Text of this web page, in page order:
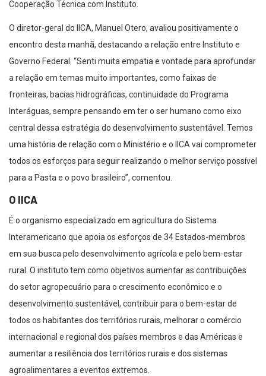
Cooperação Técnica com Instituto.
O diretor-geral do IICA, Manuel Otero, avaliou positivamente o
encontro desta manhã, destacando a relação entre Instituto e
Governo Federal. “Senti muita empatia e vontade para aprofundar
a relação em temas muito importantes, como faixas de
fronteiras, bacias hidrográficas, continuidade do Programa
Interáguas, sempre pensando em ter o ser humano como eixo
central dessa estratégia do desenvolvimento sustentável. Temos
uma história de relação com o Ministério e o IICA vai comprometer
todos os esforços para seguir realizando o melhor serviço possível
para a Pasta e o povo brasileiro”, comentou.
O IICA
É o organismo especializado em agricultura do Sistema
Interamericano que apoia os esforços de 34 Estados-membros
em sua busca pelo desenvolvimento agrícola e pelo bem-estar
rural. O instituto tem como objetivos aumentar as contribuições
do setor agropecuário para o crescimento econômico e o
desenvolvimento sustentável, contribuir para o bem-estar de
todos os habitantes dos territórios rurais, melhorar o comércio
internacional e regional dos países membros e das Américas e
aumentar a resiliência dos territórios rurais e dos sistemas
agroalimentares a eventos extremos.